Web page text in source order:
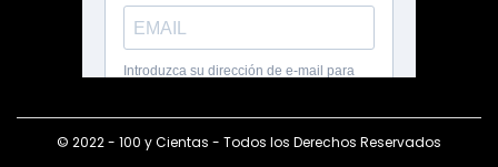
© 2022 - 100 y Cientas - Todos los Derechos Reservados